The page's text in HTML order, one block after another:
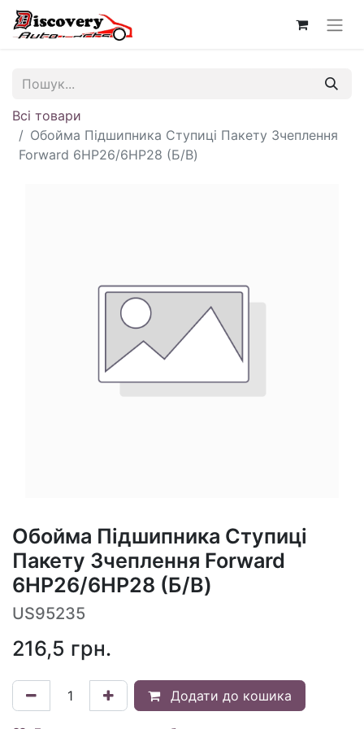
Всі товари
Обойма Підшипника Ступиці Пакету Зчеплення
Forward 6HP26/6HP28 (Б/В)
Обойма Підшипника Ступиці
Пакету Зчеплення Forward
6HP26/6HP28 (Б/В)
US95235
216,5 грн.
Додати до кошика